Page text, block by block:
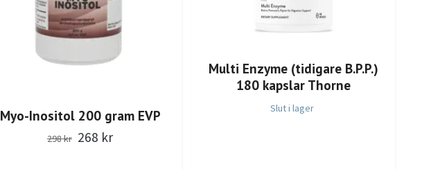
Myo-Inositol 200 gram EVP
298 kr 268 kr
Multi Enzyme (tidigare B.P.P.)
180 kapslar Thorne
Slut i lager